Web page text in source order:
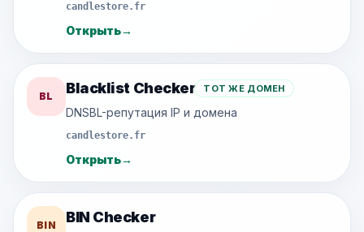
candlestore.fr
Открыть→
BL Blacklist Checker ТОТ ЖЕ ДОМЕН
DNSBL-репутация IP и домена
candlestore.fr
Открыть→
BIN BIN Checker